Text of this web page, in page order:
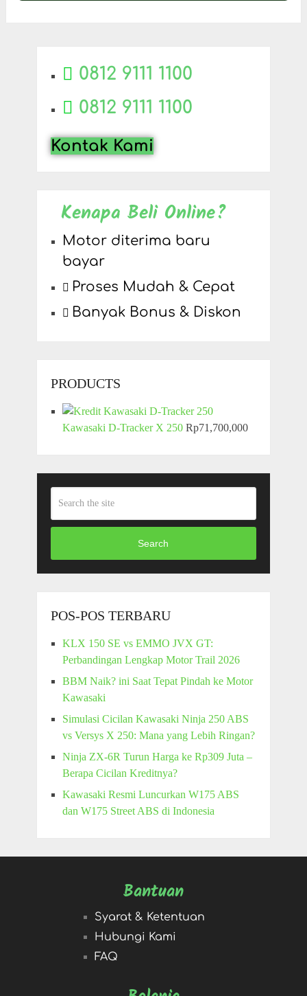
0812 9111 1100
0812 9111 1100
Kontak Kami
Kenapa Beli Online?
Motor diterima baru
bayar
Proses Mudah & Cepat
Banyak Bonus & Diskon
PRODUCTS
Kawasaki D-Tracker X 250 Rp71,700,000
Search
POS-POS TERBARU
KLX 150 SE vs EMMO JVX GT:
Perbandingan Lengkap Motor Trail 2026
BBM Naik? ini Saat Tepat Pindah ke Motor
Kawasaki
Simulasi Cicilan Kawasaki Ninja 250 ABS
vs Versys X 250: Mana yang Lebih Ringan?
Ninja ZX-6R Turun Harga ke Rp309 Juta –
Berapa Cicilan Kreditnya?
Kawasaki Resmi Luncurkan W175 ABS
dan W175 Street ABS di Indonesia
Bantuan
Syarat & Ketentuan
Hubungi Kami
FAQ